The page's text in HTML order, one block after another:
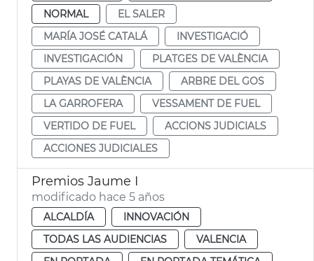
NORMAL
EL SALER
MARÍA JOSÉ CATALÁ
INVESTIGACIÓ
INVESTIGACIÓN
PLATGES DE VALÈNCIA
PLAYAS DE VALÈNCIA
ARBRE DEL GOS
LA GARROFERA
VESSAMENT DE FUEL
VERTIDO DE FUEL
ACCIONS JUDICIALS
ACCIONES JUDICIALES
Premios Jaume I
modificado hace 5 años
ALCALDÍA
INNOVACIÓN
TODAS LAS AUDIENCIAS
VALENCIA